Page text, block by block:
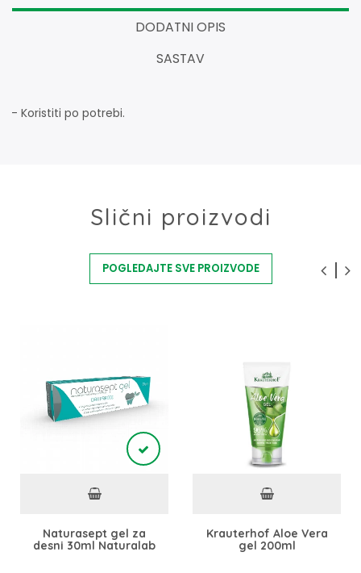
DODATNI OPIS
SASTAV
- Koristiti po potrebi.
Slični proizvodi
POGLEDAJTE SVE PROIZVODE
Naturasept gel za
desni 30ml Naturalab
Krauterhof Aloe Vera
gel 200ml